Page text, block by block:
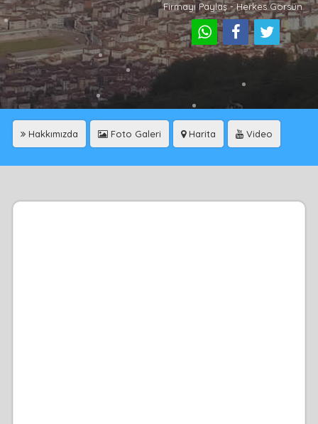
Firmayı Paylaş - Herkes Görsün
Hakkımızda Foto Galeri Harita Video